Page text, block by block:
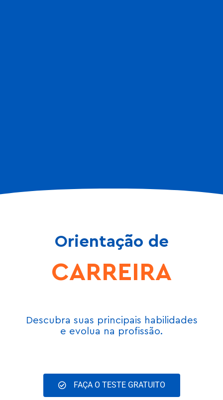
Orientação de
CARREIRA
Descubra suas principais habilidades
e evolua na profissão.
FAÇA O TESTE GRATUITO